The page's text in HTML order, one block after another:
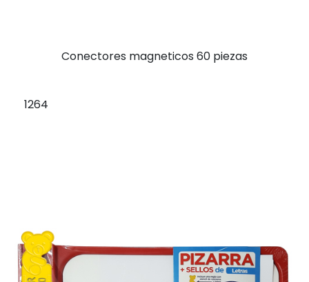
Conectores magneticos 60 piezas
1264